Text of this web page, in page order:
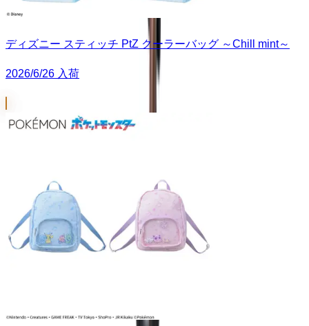
ディズニー スティッチ PtZ クーラーバッグ ～Chill mint～
2026/6/26 入荷